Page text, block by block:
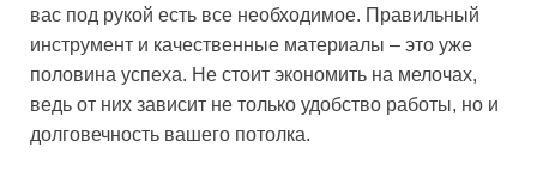
вас под рукой есть все необходимое. Правильный
инструмент и качественные материалы – это уже
половина успеха. Не стоит экономить на мелочах,
ведь от них зависит не только удобство работы, но и
долговечность вашего потолка.